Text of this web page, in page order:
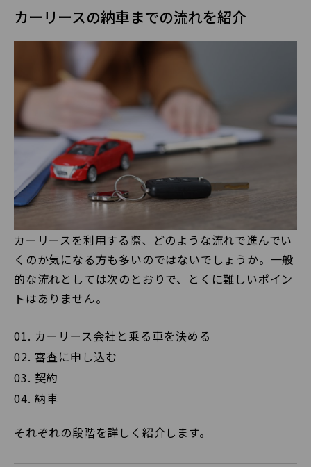
カーリースの納車までの流れを紹介
カーリースを利用する際、どのような流れで進んでい
くのか気になる方も多いのではないでしょうか。一般
的な流れとしては次のとおりで、とくに難しいポイン
トはありません。
カーリース会社と乗る車を決める
審査に申し込む
契約
納車
それぞれの段階を詳しく紹介します。